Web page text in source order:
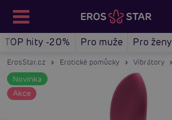
TOP hity -20% Pro muže Pro ženy
ErosStar.cz Erotické pomůcky Vibrátory
Novinka
Akce